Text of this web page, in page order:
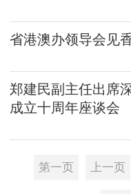
省港澳办领导会见
郑建民副主任出席
成立十周年座谈会
第一页 上一页